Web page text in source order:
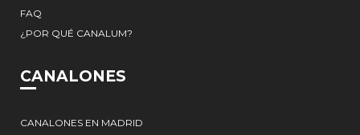
FAQ
¿POR QUÉ CANALUM?
CANALONES
CANALONES EN MADRID